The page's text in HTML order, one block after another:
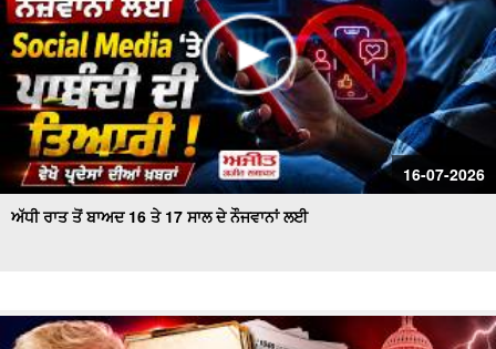
16-07-2026
ਅੱਧੀ ਰਾਤ ਤੋਂ ਬਾਅਦ 16 ਤੇ 17 ਸਾਲ ਦੇ ਨੌਜਵਾਨਾਂ ਲਈ